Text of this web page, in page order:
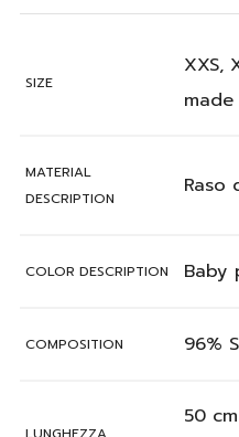
SIZE
XXS,
made
MATERIAL
DESCRIPTION
Raso
COLOR DESCRIPTION Baby
COMPOSITION 96%
50